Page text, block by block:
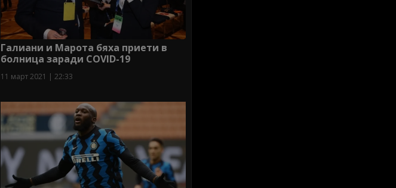
Галиани и Марота бяха приети в
болница заради COVID-19
11 март 2021 | 22:33